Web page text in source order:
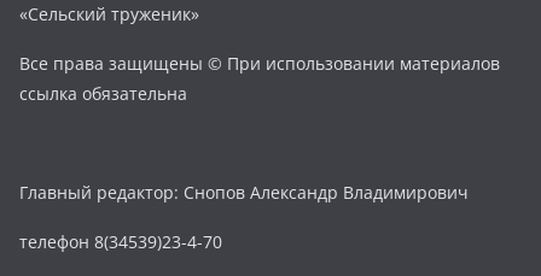
«Сельский труженик»
Все права защищены © При использовании материалов
ссылка обязательна
Главный редактор: Снопов Александр Владимирович
телефон 8(34539)23-4-70